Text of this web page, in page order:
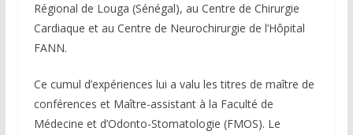
Régional de Louga (Sénégal), au Centre de Chirurgie
Cardiaque et au Centre de Neurochirurgie de l’Hôpital
FANN.
Ce cumul d’expériences lui a valu les titres de maître de
conférences et Maître-assistant à la Faculté de
Médecine et d’Odonto-Stomatologie (FMOS). Le